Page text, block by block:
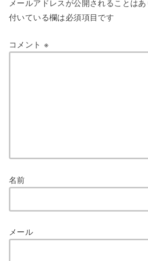
メールアドレスが公開されることはあ
付いている欄は必須項目です
コメント ※
名前
メール